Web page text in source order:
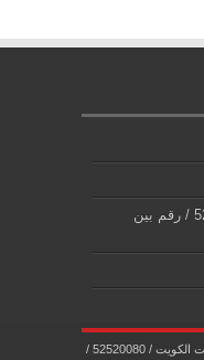
بي ان سبورت الكويت / 52520080 / رقم بين
جميع الحقوق محفوظة 2026 بي ان سبورت الكويت / 52520080 /